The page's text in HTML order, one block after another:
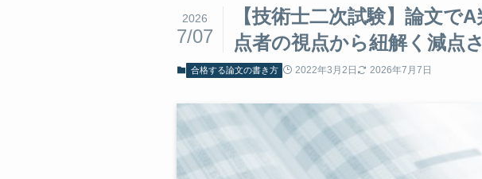
【技術士二次試験】論文で
点者の視点から紐解く減点
2026
7/07
合格する論文の書き方 2022年3月2日 2026年7月7日